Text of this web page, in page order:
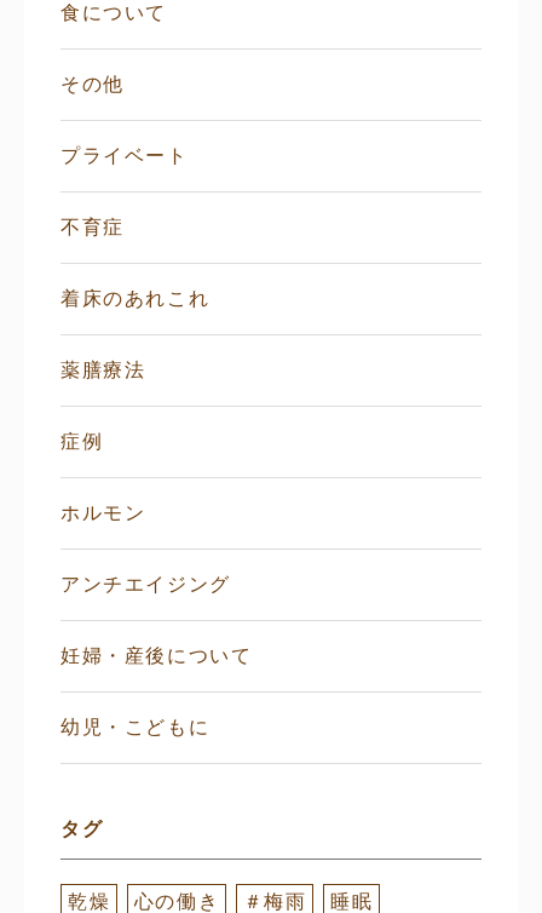
食について
その他
プライベート
不育症
着床のあれこれ
薬膳療法
症例
ホルモン
アンチエイジング
妊婦・産後について
幼児・こどもに
タグ
乾燥 心の働き ＃梅雨 睡眠